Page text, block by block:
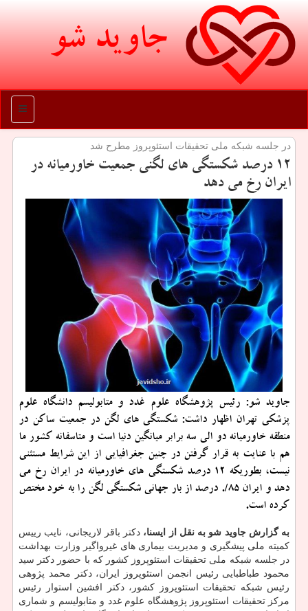
جاوید شو
منو
در جلسه شبكه ملی تحقیقات استئوپروز مطرح شد
۱۲ درصد شكستگی های لگنی جمعیت خاورمیانه در
ایران رخ می دهد
جاوید شو: رئیس پژوهشگاه علوم غدد و متابولیسم دانشگاه علوم
پزشكی تهران اظهار داشت: شكستگی های لگن در جمعیت ساكن در
منطقه خاورمیانه دو الی سه برابر میانگین دنیا است و متاسفانه كشور ما
هم با عنایت به قرار گرفتن در چنین جغرافیایی از این شرایط مستثنی
نیست، بطوریكه ۱۲ درصد شكستگی های خاورمیانه در ایران رخ می
دهد و ایران ۸۵/. درصد از بار جهانی شكستگی لگن را به خود مختص
كرده است.
به گزارش جاوید شو به نقل از ایسنا، دکتر باقر لاریجانی، نایب رییس
کمیته ملی پیشگیری و مدیریت بیماری های غیرواگیر وزارت بهداشت
در جلسه شبکه ملی تحقیقات استئوپروز کشور که با حضور دکتر سید
محمود طباطبایی رئیس انجمن استئوپروز ایران، دکتر محمد پژوهی
رئیس شبکه تحقیقات استئوپروز کشور، دکتر افشین استوار رئیس
مرکز تحقیقات استئوپروز پژوهشگاه علوم غدد و متابولیسم و شماری